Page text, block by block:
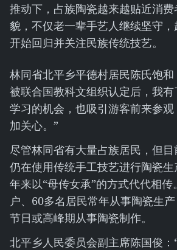
推动下，占族陶瓷越来越贴近消
貌，不仅老一辈手艺人继续坚守
开始回归并关注民族传统技艺。
林同省北平乡平德村居民陈氏饱
被联合国教科文组织认定后，我
学习的机会，也吸引游客前来参
加关心。”
尽管林同省有大量占族居民，但
仍在使用传统手工技艺进行陶瓷
年来以“母传女承”的方式代代相
户、60多名居民常年从事陶瓷生
节日或高峰期从事陶瓷制作。
北平乡人民委员会副主席陈国俊：